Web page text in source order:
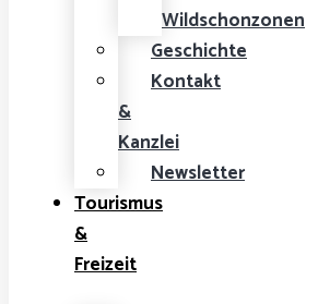
Wildschonzonen
Geschichte
Kontakt
&
Kanzlei
Newsletter
Tourismus
&
Freizeit